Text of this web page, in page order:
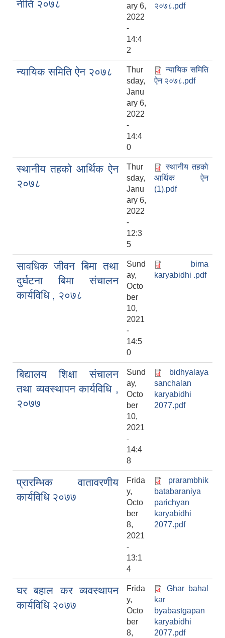
नीति २०७८
ary 6,
2022
-
14:4
2
२०७८.pdf
न्यायिक समिति ऐन २०७८
Thur
sday,
Janu
ary 6,
2022
-
14:4
0
न्यायिक समिति
ऐन २०७८.pdf
स्थानीय तहको आर्थिक ऐन
२०७८
Thur
sday,
Janu
ary 6,
2022
-
12:3
5
स्थानीय तहकाे
आर्थिक ऐन
(1).pdf
सावधिक जीवन बिमा तथा
दुर्घटना बिमा संचालन
कार्यविधि , २०७८
Sund
ay,
Octo
ber
10,
2021
-
14:5
0
bima
karyabidhi .pdf
बिद्यालय शिक्षा संचालन
तथा व्यवस्थापन कार्यविधि ,
२०७७
Sund
ay,
Octo
ber
10,
2021
-
14:4
8
bidhyalaya
sanchalan
karyabidhi
2077.pdf
प्रारम्भिक वातावरणीय
कार्यविधि २०७७
Frida
y,
Octo
ber
8,
2021
-
13:1
4
prarambhik
batabaraniya
parichyan
karyabidhi
2077.pdf
घर बहाल कर व्यवस्थापन
कार्यविधि २०७७
Frida
y,
Octo
ber
8,
Ghar bahal
kar
byabastgapan
karyabidhi
2077.pdf